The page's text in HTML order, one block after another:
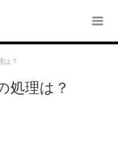
は？
処理は？